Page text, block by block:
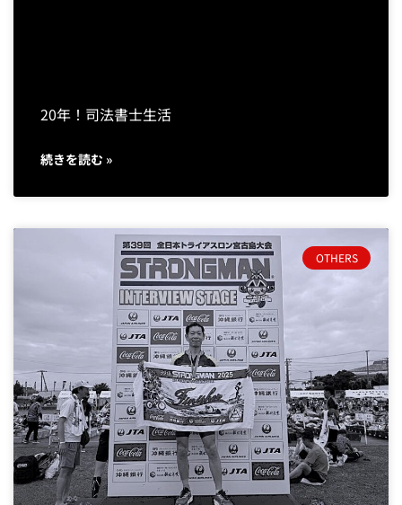
20年！司法書士生活
続きを読む »
OTHERS